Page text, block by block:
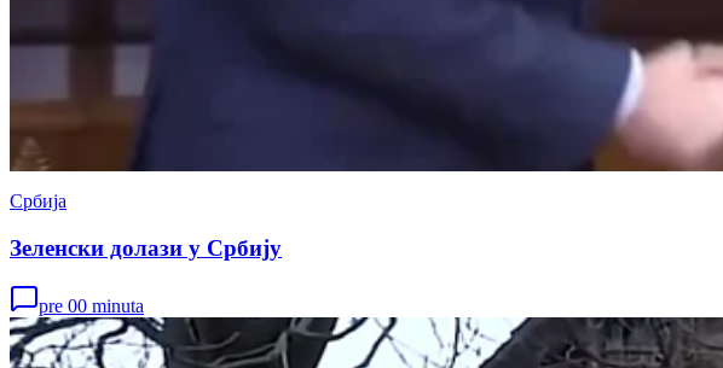
Србија
Зеленски долази у Србију
pre 00 minuta